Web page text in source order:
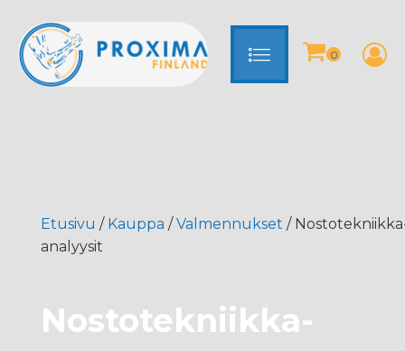
Etusivu / Kauppa /Valmennukset /
analyysit
Nostotekniikka-